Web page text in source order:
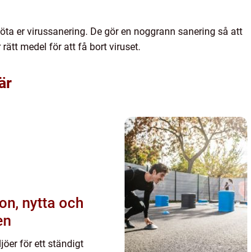
er virussanering. De gör en noggrann sanering så att
medel för att få bort viruset.
för ett ständigt